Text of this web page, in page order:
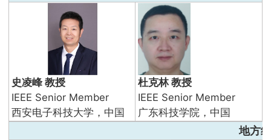
史凌峰 教授
IEEE Senior Member
西安电子科技大学，中国
杜克林 教授
IEEE Senior Member
广东科技学院，中国
地方